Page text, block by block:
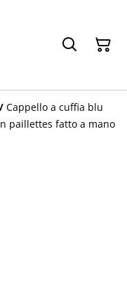
/ Cappello a cuffia blu
paillettes fatto a mano